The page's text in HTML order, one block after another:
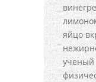
яйцо
ученый